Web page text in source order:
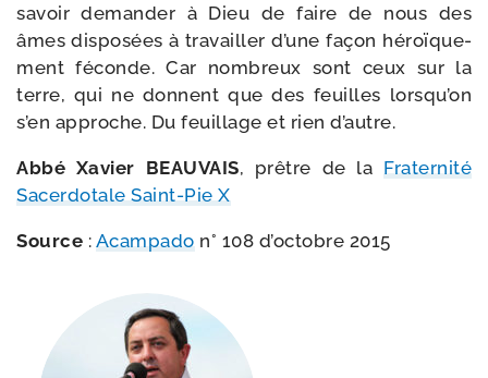
savoir deman­der à Dieu de faire de nous des
âmes dis­po­sées à tra­vailler d’une façon héroï­que­
ment féconde. Car nom­breux sont ceux sur la
terre, qui ne donnent que des feuilles lors­qu’on
s’en approche. Du feuillage et rien d’autre.
Abbé Xavier BEAUVAIS, prêtre de la Fraternité
Sacerdotale Saint-​Pie X
Source : Acampadon° 108 d’oc­tobre 2015